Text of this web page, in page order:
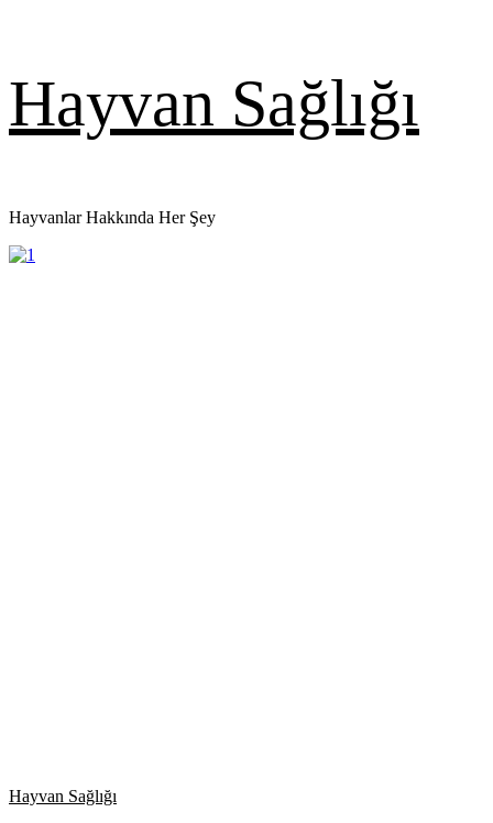
Hayvan Sağlığı
Hayvanlar Hakkında Her Şey
Primary
Hayvan Sağlığı